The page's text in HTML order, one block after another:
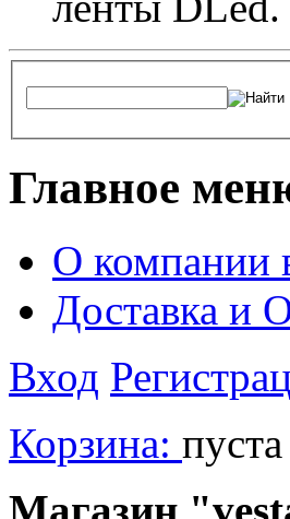
Главное
О компании
Доставка и
Вход
Корзина: пуста